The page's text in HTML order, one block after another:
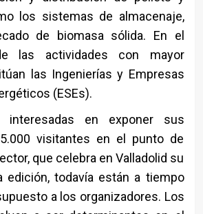
los sistemas de almacenaje,
de biomasa sólida. En el
las actividades con mayor
las Ingenierías y Empresas
(ESEs).
interesadas en exponer sus
visitantes en el punto de
que celebra en Valladolid su
edición, todavía están a tiempo
a los organizadores. Los